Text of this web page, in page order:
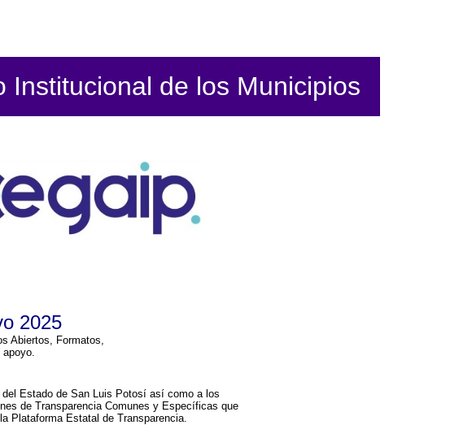
de los Municipios
2025
Abiertos, Formatos,
apoyo.
Estado de San Luis Potosí así como a los
de Transparencia Comunes y Específicas que
Plataforma Estatal de Transparencia.